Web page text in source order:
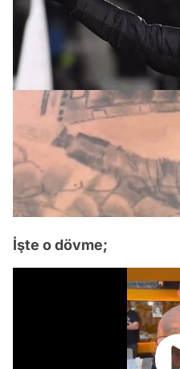
İşte o dövme;